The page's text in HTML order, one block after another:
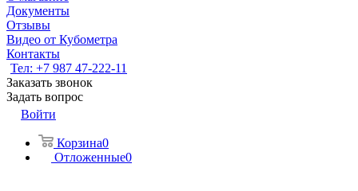
Документы
Отзывы
Видео от Кубометра
Контакты
Тел: +7 987 47-222-11
Заказать звонок
Задать вопрос
Войти
Корзина0
Отложенные0